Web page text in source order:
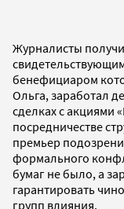
Журналисты
бенефициаром
Ольга, заработал
сделках с акциями
посредничестве
премьер
формального
бумаг не было, а
гарантировать
групп влияния.